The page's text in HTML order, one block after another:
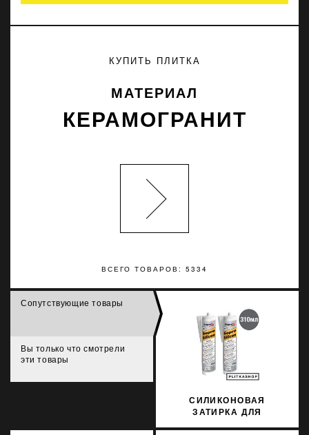
ВСЕГО ТОВАРОВ: 5334
КУПИТЬ ПЛИТКА
МАТЕРИАЛ
КЕРАМОГРАНИТ
Сопутствующие товары
Вы только что смотрели
эти товары
СИЛИКОНОВАЯ
ЗАТИРКА ДЛЯ